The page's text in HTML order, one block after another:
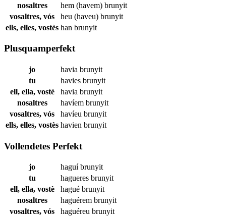
nosaltres
hem (havem) brunyit
vosaltres, vós
heu (haveu) brunyit
ells, elles, vostès han brunyit
Plusquamperfekt
jo havia brunyit
tu
havies brunyit
ell, ella, vostè
havia brunyit
nosaltres
havíem brunyit
vosaltres, vós
havíeu brunyit
ells, elles, vostès havien brunyit
Vollendetes Perfekt
jo haguíbrunyit
tu
hagueres brunyit
ell, ella, vostè
hagué brunyit
nosaltres
haguérem brunyit
vosaltres, vós
haguéreu brunyit